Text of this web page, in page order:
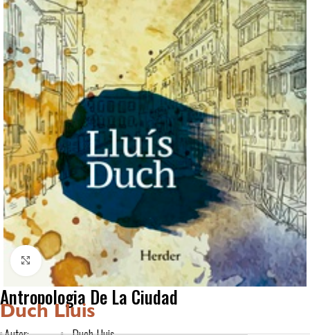
Click to enlarge
Antropologia De La Ciudad
Duch Lluis